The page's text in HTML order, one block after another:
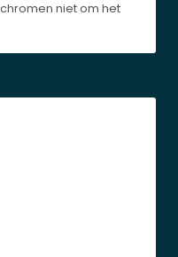
niet om het